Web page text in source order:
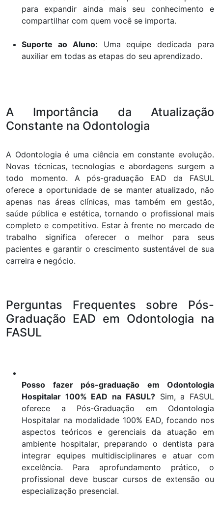
para expandir ainda mais seu conhecimento e
compartilhar com quem você se importa.
Suporte ao Aluno: Uma equipe dedicada para
auxiliar em todas as etapas do seu aprendizado.
A Importância da Atualização
Constante na Odontologia
A Odontologia é uma ciência em constante evolução.
Novas técnicas, tecnologias e abordagens surgem a
todo momento. A pós-graduação EAD da FASUL
oferece a oportunidade de se manter atualizado, não
apenas nas áreas clínicas, mas também em gestão,
saúde pública e estética, tornando o profissional mais
completo e competitivo. Estar à frente no mercado de
trabalho significa oferecer o melhor para seus
pacientes e garantir o crescimento sustentável de sua
carreira e negócio.
Perguntas Frequentes sobre Pós-
Graduação EAD em Odontologia na
FASUL
Posso fazer pós-graduação em Odontologia
Hospitalar 100% EAD na FASUL?Sim, a FASUL
oferece a Pós-Graduação em Odontologia
Hospitalar na modalidade 100% EAD, focando nos
aspectos teóricos e gerenciais da atuação em
ambiente hospitalar, preparando o dentista para
integrar equipes multidisciplinares e atuar com
excelência. Para aprofundamento prático, o
profissional deve buscar cursos de extensão ou
especialização presencial.